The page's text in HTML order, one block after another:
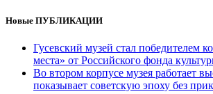
Новые ПУБЛИКАЦИИ
Гусевский музей стал победителем
места» от Российского фонда
Во втором корпусе музея работает
показывает советскую эпоху без